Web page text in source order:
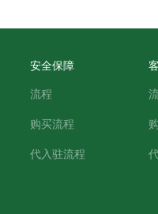
安全保障
流程
购买流程
代入驻流程